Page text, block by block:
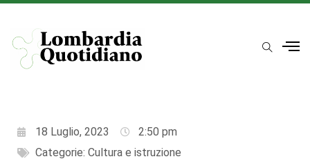
18 Luglio, 2023
2:50 pm
Categorie: Cultura e istruzione